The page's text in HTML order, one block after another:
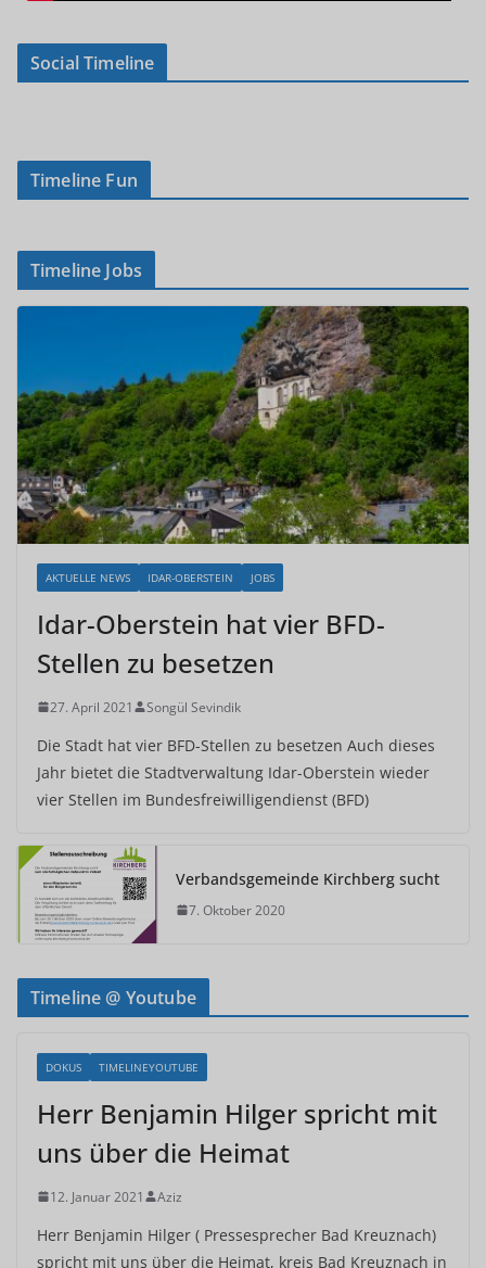
Social Timeline
Timeline Fun
Timeline Jobs
AKTUELLE NEWS IDAR-OBERSTEIN JOBS
Idar-Oberstein hat vier BFD-
Stellen zu besetzen
27. April 2021 Songül Sevindik
Die Stadt hat vier BFD-Stellen zu besetzen Auch dieses
Jahr bietet die Stadtverwaltung Idar-Oberstein wieder
vier Stellen im Bundesfreiwilligendienst (BFD)
Verbandsgemeinde Kirchberg sucht
7. Oktober 2020
Timeline @ Youtube
DOKUS TIMELINEYOUTUBE
Herr Benjamin Hilger spricht mit
uns über die Heimat
12. Januar 2021 Aziz
Herr Benjamin Hilger ( Pressesprecher Bad Kreuznach)
spricht mit uns über die Heimat, kreis Bad Kreuznach in